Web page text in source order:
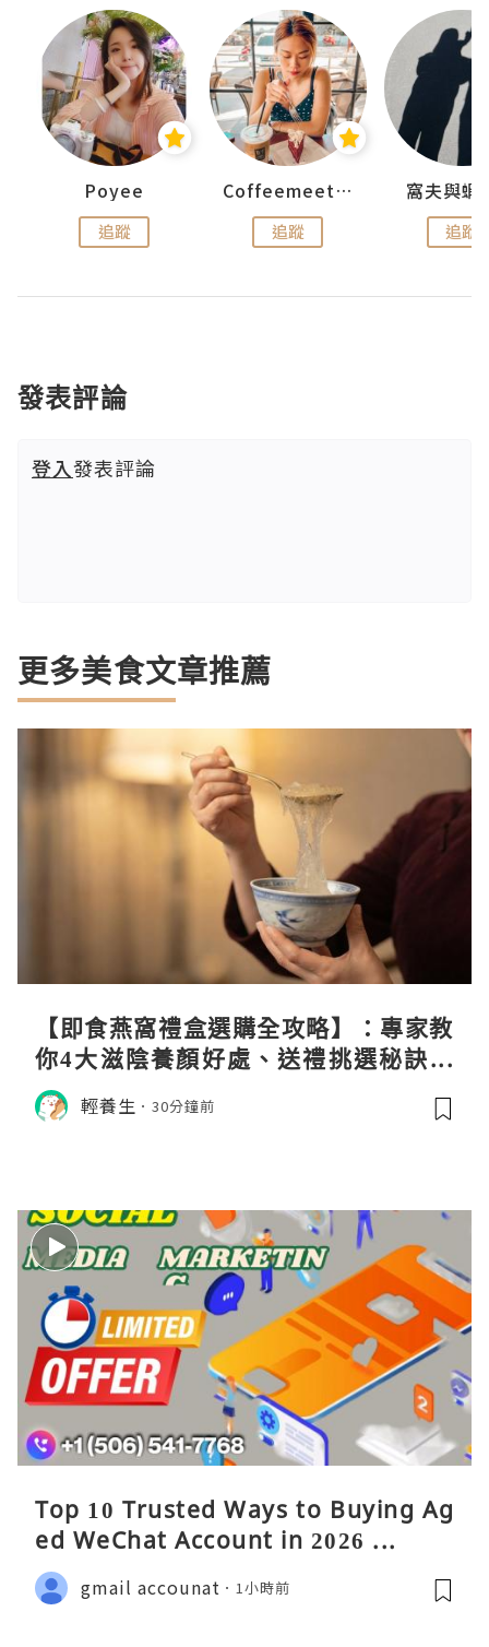
Poyee
追蹤
Coffeemeetjojo
追蹤
窩夫與蝦
追蹤
發表評論
登入發表評論
更多美食文章推薦
【即食燕窩禮盒選購全攻略】：專家教
你4大滋陰養顏好處、送禮挑選秘訣與
日常食用心得
輕養生 30分鐘前
Top 10 Trusted Ways to Buying Ag
ed WeChat Account in 2026 ...
gmail accounat 1小時前